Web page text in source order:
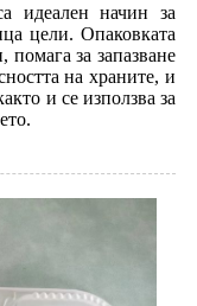
идеален начин за
цели. Опаковката
помага за запазване
на храните, и
и се използва за